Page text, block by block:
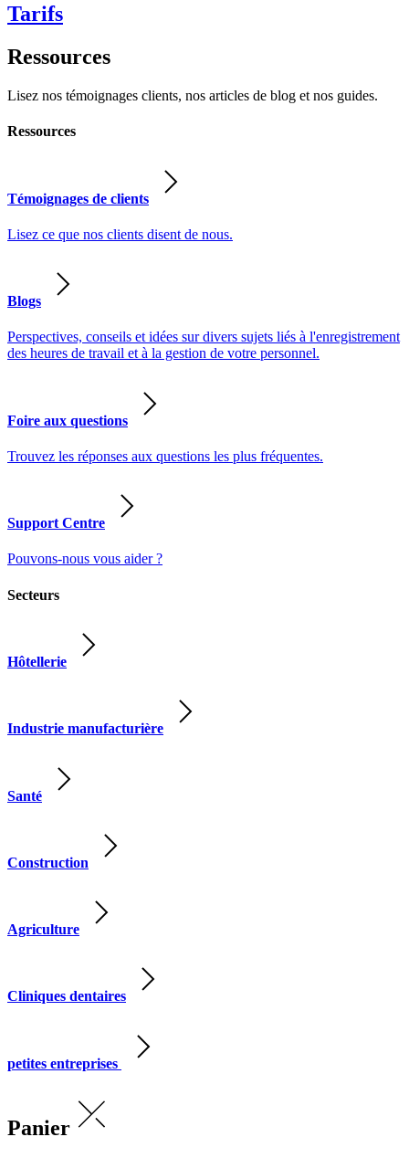
Tarifs
Ressources
Lisez nos témoignages clients, nos articles de blog et nos guides.
Ressources
Témoignages de clients
Lisez ce que nos clients disent de nous.
Blogs
Perspectives, conseils et idées sur divers sujets liés à l'enregistrement
des heures de travail et à la gestion de votre personnel.
Foire aux questions
Trouvez les réponses aux questions les plus fréquentes.
Support Centre
Pouvons-nous vous aider ?
Secteurs
Hôtellerie
Industrie manufacturière
Santé
Construction
Agriculture
Cliniques dentaires
petites entreprises
Panier